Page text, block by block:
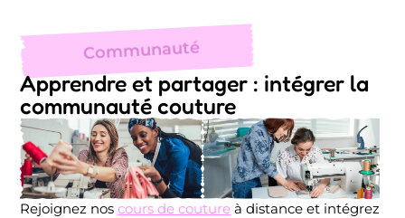
Communauté
Apprendre et partager : intégrer la
communauté couture
Rejoignez noscours de couture à distance et intégrez